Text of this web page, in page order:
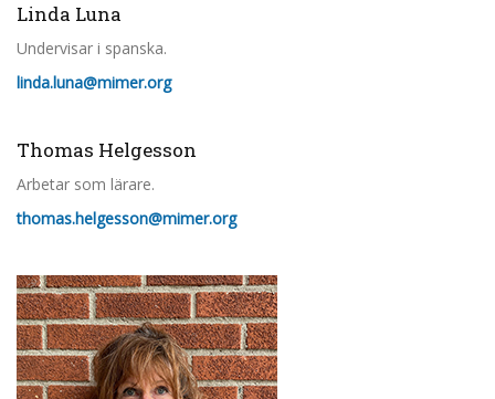
Linda Luna
Undervisar i spanska.
linda.luna@mimer.org
Thomas Helgesson
Arbetar som lärare.
thomas.helgesson@mimer.org